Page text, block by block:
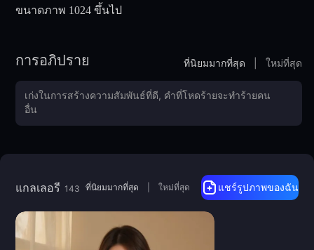
ขนาดภาพ 1024 ขึ้นไป
การอภิปราย ที่นิยมมากที่สุด ใหม่ที่สุด
แกลเลอรี 143 ที่นิยมมากที่สุด ใหม่ที่สุด แชร์รูปภาพของฉัน